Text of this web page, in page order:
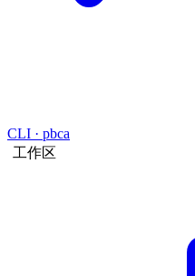
CLI · pbca
工作区